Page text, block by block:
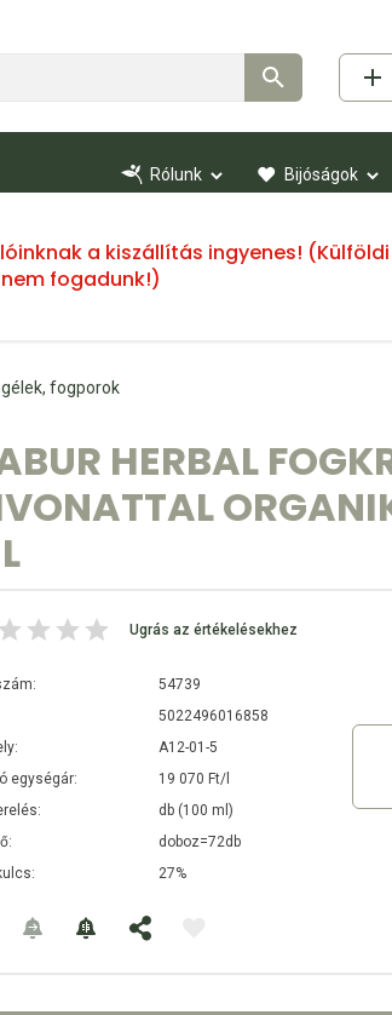
Rólunk Bijóságok
a kiszállítás ingyenes!
nem fogadunk!)
fogporok
HERBAL
Ugrás az értékelésekhez
54739
5022496016858
A12-01-5
egységár:
19 070 Ft/l
db (100 ml)
doboz=72db
27%